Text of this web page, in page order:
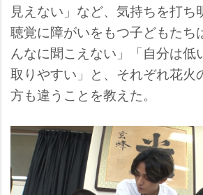
見えない」など、気持ちを打ち
聴覚に障がいをもつ子どもたち
んなに聞こえない」「自分は低
取りやすい」と、それぞれ花火
方も違うことを教えた。